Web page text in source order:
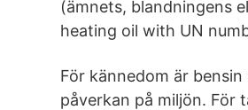
(ämnets, blandningens
heating oil with UN
För kännedom är
påverkan på miljön. För